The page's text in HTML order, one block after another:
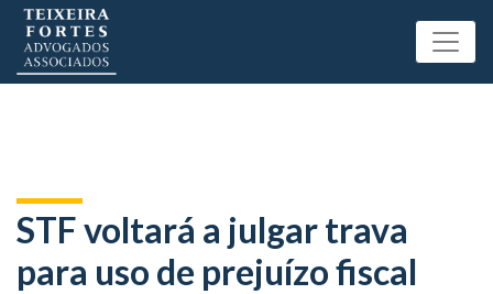
STF voltará a julgar trava
para uso de prejuízo fiscal